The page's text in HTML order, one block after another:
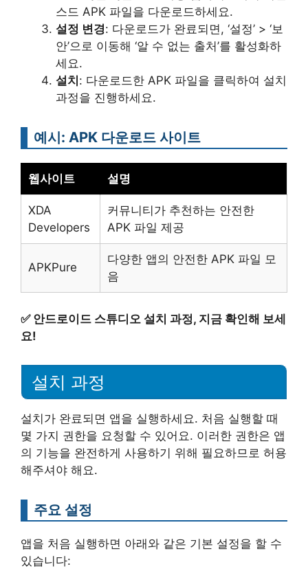
스드 APK 파일을 다운로드하세요.
설정 변경: 다운로드가 완료되면, ‘설정’ > ‘보
안’으로 이동해 ‘알 수 없는 출처’를 활성화하
세요.
설치 : 다운로드한 APK 파일을 클릭하여 설치
과정을 진행하세요.
예시: APK 다운로드 사이트
웹사이트 설명
XDA
Developers
커뮤니티가 추천하는 안전한
APK 파일 제공
APKPure
다양한 앱의 안전한 APK 파일 모
음
✅ 안드로이드 스튜디오 설치 과정, 지금 확인해 보세
요!
설치 과정
설치가 완료되면 앱을 실행하세요. 처음 실행할 때
몇 가지 권한을 요청할 수 있어요. 이러한 권한은 앱
의 기능을 완전하게 사용하기 위해 필요하므로 허용
해주셔야 해요.
주요 설정
앱을 처음 실행하면 아래와 같은 기본 설정을 할 수
있습니다: